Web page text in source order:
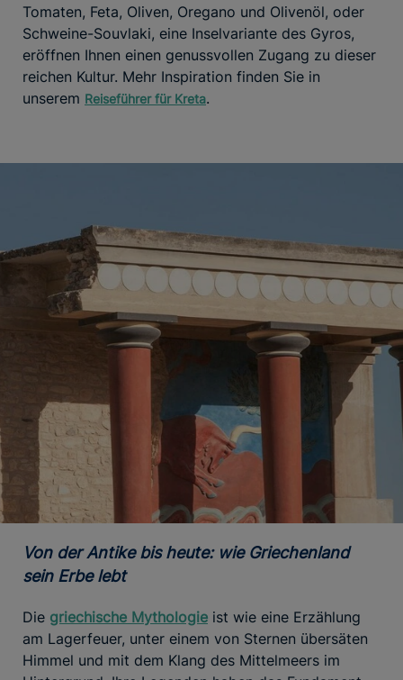
Tomaten, Feta, Oliven, Oregano und Olivenöl, oder
Schweine-Souvlaki, eine Inselvariante des Gyros,
eröffnen Ihnen einen genussvollen Zugang zu dieser
reichen Kultur. Mehr Inspiration finden Sie in
unserem Reiseführer für Kreta.
Von der Antike bis heute: wie Griechenland
sein Erbe lebt
Die griechische Mythologie ist wie eine Erzählung
am Lagerfeuer, unter einem von Sternen übersäten
Himmel und mit dem Klang des Mittelmeers im